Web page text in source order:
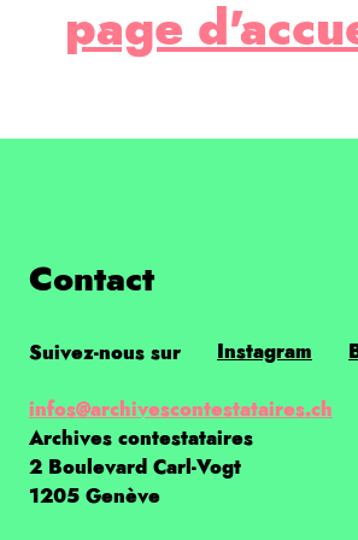
page
Contact
Suivez-nous sur Instagram
infos@archivescontestataires.ch
Archives contestataires
2 Boulevard Carl-Vogt
1205 Genève